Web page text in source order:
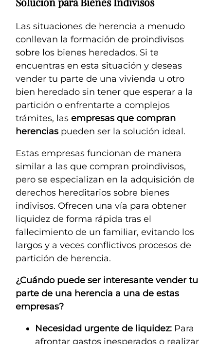
Las situaciones de herencia a menudo
conllevan la formación de proindivisos
sobre los bienes heredados. Si te
encuentras en esta situación y deseas
vender tu parte de una vivienda u otro
bien heredado sin tener que esperar a la
partición o enfrentarte a complejos
trámites, las empresas que compran
herencias pueden ser la solución ideal.
Estas empresas funcionan de manera
similar a las que compran proindivisos,
pero se especializan en la adquisición de
derechos hereditarios sobre bienes
indivisos. Ofrecen una vía para obtener
liquidez de forma rápida tras el
fallecimiento de un familiar, evitando los
largos y a veces conflictivos procesos de
partición de herencia.
¿Cuándo puede ser interesante vender tu
parte de una herencia a una de estas
empresas?
Necesidad urgente de liquidez: Para
afrontar gastos inesperados o realizar